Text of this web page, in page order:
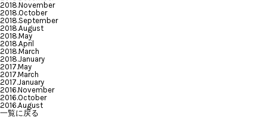
2018.November
2018.October
2018.September
2018.August
2018.May
2018.April
2018.March
2018.January
2017.May
2017.March
2017.January
2016.November
2016.October
2016.August
一覧に戻る